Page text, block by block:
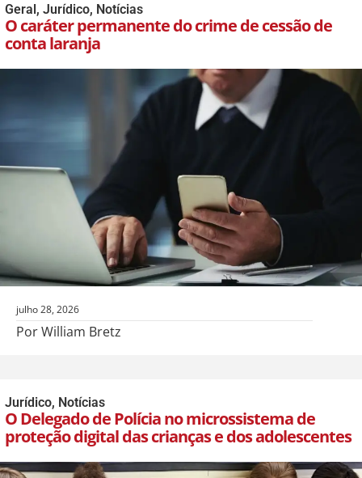
Geral, Jurídico, Notícias
O caráter permanente do crime de cessão de
conta laranja
julho 28, 2026
Por William Bretz
Jurídico, Notícias
O Delegado de Polícia no microssistema de
proteção digital das crianças e dos adolescentes